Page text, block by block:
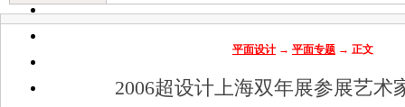
平面设计 → 平面专题 → 正文
2006超设计上海双年展参展艺术